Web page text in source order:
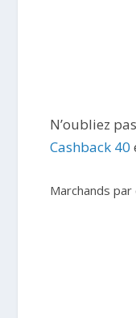
N’oubliez
Cashback 40
Marchands